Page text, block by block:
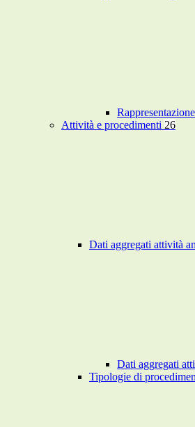
Attività e procedimenti 26
Dati aggregati attività
Dati aggregati
Tipologie di